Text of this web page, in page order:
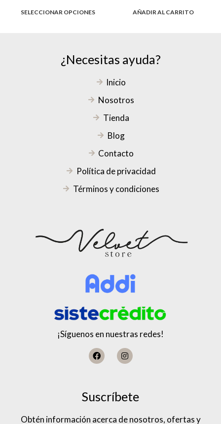
SELECCIONAR OPCIONES AÑADIR AL CARRITO
¿Necesitas ayuda?
Inicio
Nosotros
Tienda
Blog
Contacto
Política de privacidad
Términos y condiciones
¡Síguenos en nuestras redes!
Suscríbete
Obtén información acerca de nosotros, ofertas y